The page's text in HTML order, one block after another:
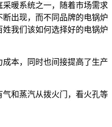
暖系统之一，随着市场需求
出现，而不同品牌的电锅炉
我们该如何选择好的电锅炉
本，同时也间接提高了生产
和蒸汽从拨火门，看火孔等